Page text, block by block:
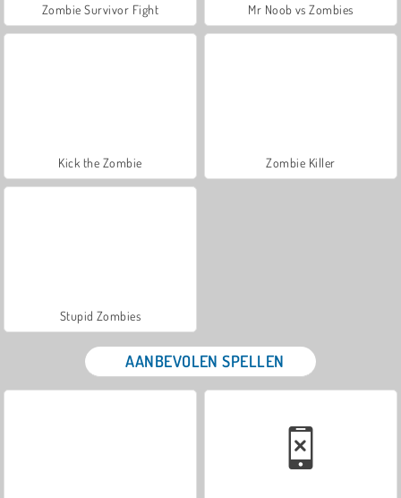
Zombie Survivor Fight Mr Noob vs Zombies
Kick the Zombie Zombie Killer
Stupid Zombies
AANBEVOLEN SPELLEN